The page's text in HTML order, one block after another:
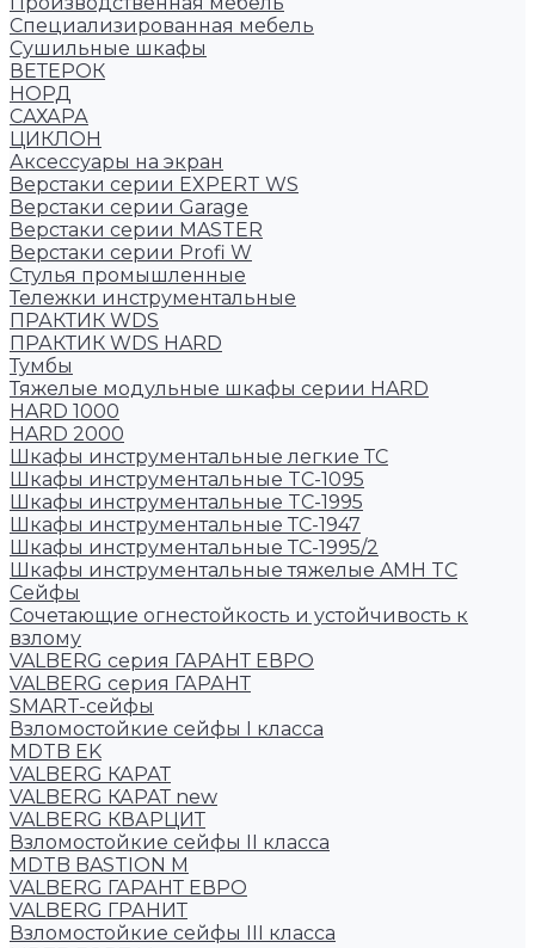
Cпециализированная мебель
Cушильные шкафы
ВЕТЕРОК
НОРД
САХАРА
ЦИКЛОН
Аксессуары на экран
Верстаки серии EXPERT WS
Верстаки серии Garage
Верстаки серии MASTER
Верстаки серии Profi W
Стулья промышленные
Тележки инструментальные
ПРАКТИК WDS
ПРАКТИК WDS HARD
Тумбы
Тяжелые модульные шкафы серии HARD
HARD 1000
HARD 2000
Шкафы инструментальные легкие ТС
Шкафы инструментальные TC-1095
Шкафы инструментальные TC-1995
Шкафы инструментальные ТС-1947
Шкафы инструментальные ТС-1995/2
Шкафы инструментальные тяжелые AMH TC
Сейфы
Cочетающие огнестойкость и устойчивость к
взлому
VALBERG серия ГАРАНТ ЕВРО
VALBERG серия ГАРАНТ
SMART-сейфы
Взломостойкие сейфы I класса
MDTB EK
VALBERG КАРАТ
VALBERG КАРАТ new
VALBERG КВАРЦИТ
Взломостойкие сейфы II класса
MDTB BASTION M
VALBERG ГАРАНТ ЕВРО
VALBERG ГРАНИТ
Взломостойкие сейфы III класса